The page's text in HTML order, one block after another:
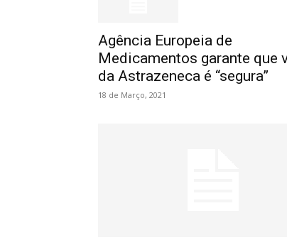
Agência Europeia de
Medicamentos garante que
da Astrazeneca é “segura”
18 de Março, 2021